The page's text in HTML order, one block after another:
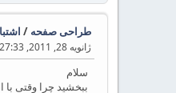
طراحی صفحه /
ژانویه 28, 2011, 02:27:33 قبل از ظهر
سلام